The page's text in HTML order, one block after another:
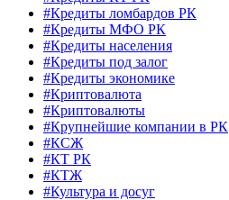
#Кредиты ломбардов РК
#Кредиты МФО РК
#Кредиты населения
#Кредиты под залог
#Кредиты экономике
#Криптовалюта
#Криптовалюты
#Крупнейшие компании в РК
#КСЖ
#КТ РК
#КТЖ
#Культура и досуг